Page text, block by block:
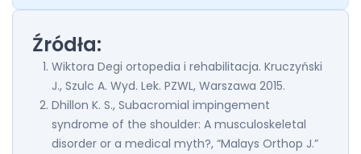
Źródła:
Wiktora Degi ortopedia i rehabilitacja. Kruczyński
J., Szulc A. Wyd. Lek. PZWL, Warszawa 2015.
Dhillon K. S., Subacromial impingement
syndrome of the shoulder: A musculoskeletal
disorder or a medical myth?, “Malays Orthop J.”